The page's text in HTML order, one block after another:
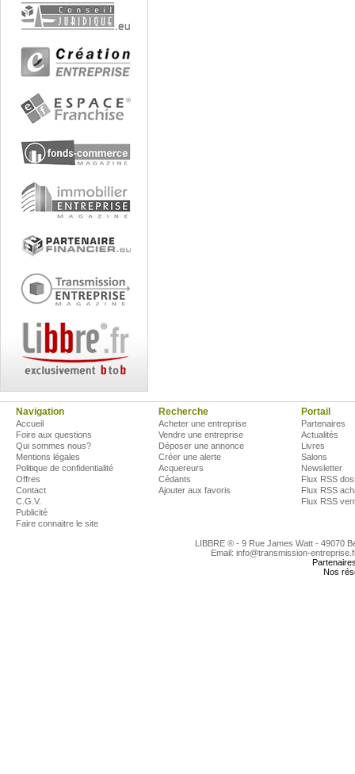
Navigation
Accueil
Foire aux questions
Qui sommes nous?
Mentions légales
Politique de confidentialité
Offres
Contact
C.G.V.
Publicité
Faire connaitre le site
Recherche
Acheter une entreprise
Vendre une entreprise
Déposer une annonce
Créer une alerte
Acquereurs
Cédants
Ajouter aux favoris
Portail
Partenaires
Actualités
Livres
Salons
Newsletter
Flux RSS
Flux RSS
Flux RSS
LIBBRE ® - 9 Rue James Watt - 49070
Email: info@transmission-
Nos